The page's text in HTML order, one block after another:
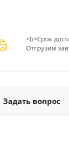
<b>Срок
Отгрузим
Задать вопрос